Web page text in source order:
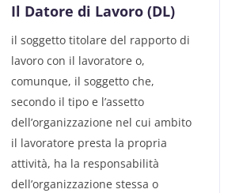
Il Datore di Lavoro (DL)
il soggetto titolare del rapporto di
lavoro con il lavoratore o,
comunque, il soggetto che,
secondo il tipo e l’assetto
dell’organizzazione nel cui ambito
il lavoratore presta la propria
attività, ha la responsabilità
dell’organizzazione stessa o